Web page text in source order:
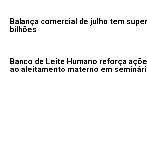
Balança comercial de julho tem
bilhões
Banco de Leite Humano reforça
ao aleitamento materno em